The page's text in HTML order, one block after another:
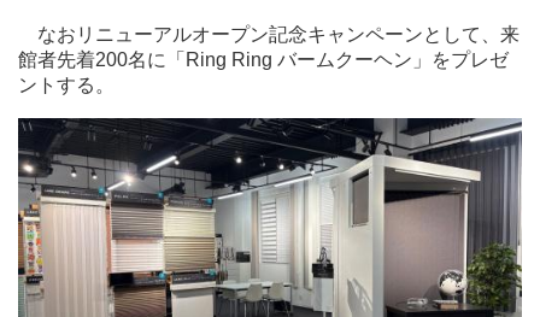
なおリニューアルオープン記念キャンペーンとして、来
館者先着200名に「Ring Ring バームクーヘン」をプレゼ
ントする。